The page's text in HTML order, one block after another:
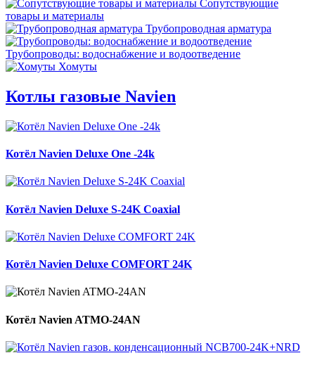
Сопутствующие
товары и материалы
Трубопроводная арматура
Трубопроводы: водоснабжение и водоотведение
Хомуты
Котлы газовые Navien
Котёл Navien Deluxe One -24k
Котёл Navien Deluxe S-24K Coaxial
Котёл Navien Deluxe COMFORT 24K
Котёл Navien ATMO-24AN